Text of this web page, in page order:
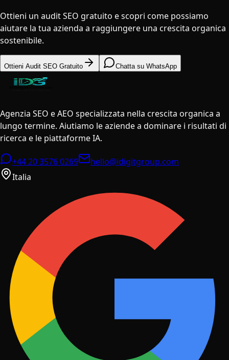
Ottieni un audit SEO gratuito e scopri come possiamo
aiutare la tua azienda a raggiungere una crescita organica
sostenibile.
Ottieni Audit SEO Gratuito Chatta su WhatsApp
Agenzia SEO e AEO specializzata nella crescita organica a
lungo termine. Aiutiamo le aziende a dominare i risultati di
ricerca e le piattaforme IA.
+44 20 3576 0269
hello@idigitgroup.com
Italia